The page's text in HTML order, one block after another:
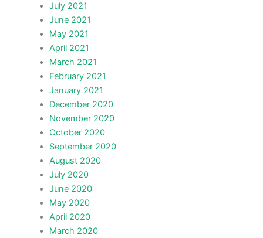
July 2021
June 2021
May 2021
April 2021
March 2021
February 2021
January 2021
December 2020
November 2020
October 2020
September 2020
August 2020
July 2020
June 2020
May 2020
April 2020
March 2020